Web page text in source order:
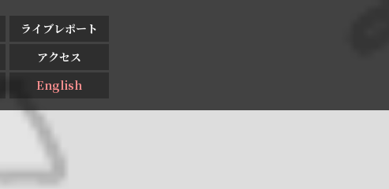
ライブレポート
アクセス
English